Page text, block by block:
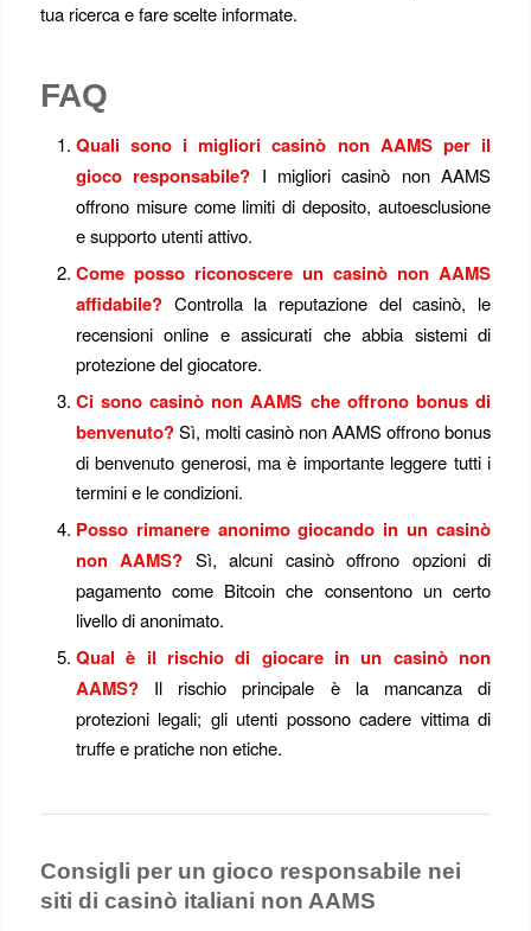
tua ricerca e fare scelte informate.
FAQ
Quali sono i migliori casinò non AAMS per il
gioco responsabile? I migliori casinò non AAMS
offrono misure come limiti di deposito, autoesclusione
e supporto utenti attivo.
Come posso riconoscere un casinò non AAMS
affidabile?Controlla la reputazione del casinò, le
recensioni online e assicurati che abbia sistemi di
protezione del giocatore.
Ci sono casinò non AAMS che offrono bonus di
benvenuto?Sì, molti casinò non AAMS offrono bonus
di benvenuto generosi, ma è importante leggere tutti i
termini e le condizioni.
Posso rimanere anonimo giocando in un casinò
non AAMS? Sì, alcuni casinò offrono opzioni di
pagamento come Bitcoin che consentono un certo
livello di anonimato.
Qual è il rischio di giocare in un casinò non
AAMS?Il rischio principale è la mancanza di
protezioni legali; gli utenti possono cadere vittima di
truffe e pratiche non etiche.
Consigli per un gioco responsabile nei
siti di casinò italiani non AAMS